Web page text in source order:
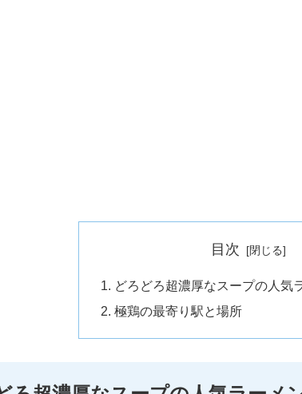
目次
どろどろ超濃厚なスープの人気
極鶏の最寄り駅と場所